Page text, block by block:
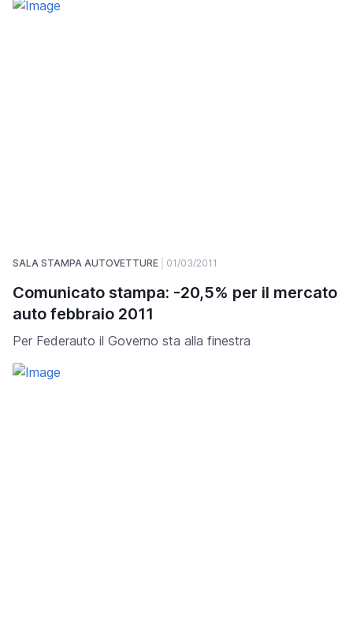
SALA STAMPA AUTOVETTURE 01/03/2011
Comunicato stampa: -20,5% per il mercato
auto febbraio 2011
Per Federauto il Governo sta alla finestra